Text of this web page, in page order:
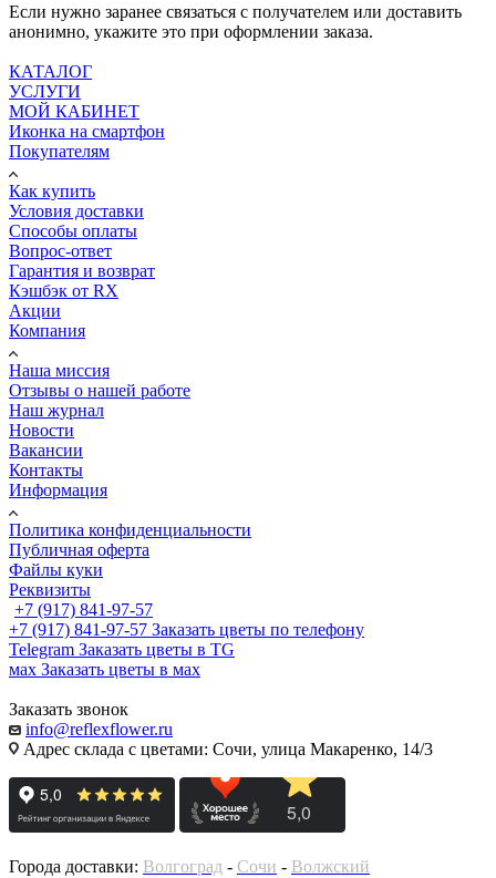
Если нужно заранее связаться с получателем или доставить
анонимно, укажите это при оформлении заказа.
КАТАЛОГ
УСЛУГИ
МОЙ КАБИНЕТ
Иконка на смартфон
Покупателям
Как купить
Условия доставки
Способы оплаты
Вопрос-ответ
Гарантия и возврат
Кэшбэк от RX
Акции
Компания
Наша миссия
Отзывы о нашей работе
Наш журнал
Новости
Вакансии
Контакты
Информация
Политика конфиденциальности
Публичная оферта
Файлы куки
Реквизиты
+7 (917) 841-97-57
+7 (917) 841-97-57 Заказать цветы по телефону
Telegram Заказать цветы в TG
мах Заказать цветы в мах
Заказать звонок
info@reflexflower.ru
Адрес склада с цветами: Сочи, улица Макаренко, 14/3
Города доставки: Волгоград - Сочи - Волжский